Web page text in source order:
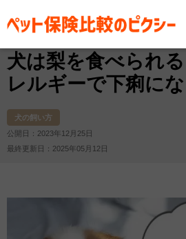
お役立ち情報 犬 犬の飼い方
犬は梨を食べられ
レルギーで下痢に
犬の飼い方
公開日：2023年12月25日
最終更新日：2025年05月12日